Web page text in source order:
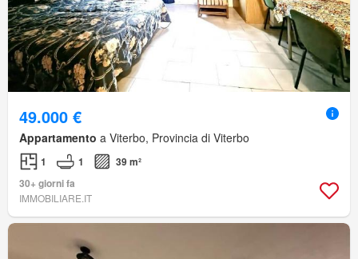
49.000 €
Appartamento a Viterbo, Provincia di Viterbo
1 1
39 m²
30+ giorni fa
IMMOBILIARE.IT